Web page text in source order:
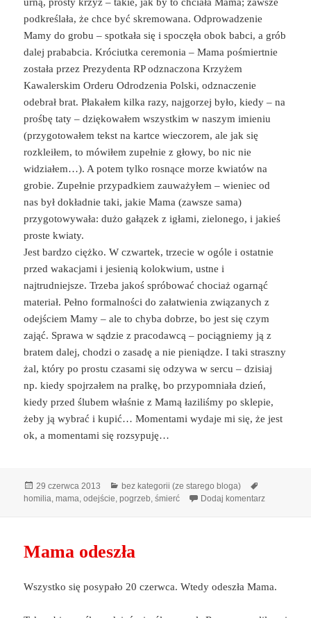
urną, prosty krzyż – takie, jak by to chciała Mama; zawsze
podkreślała, że chce być skremowana. Odprowadzenie
Mamy do grobu – spotkała się i spoczęła obok babci, a grób
dalej prababcia. Króciutka ceremonia – Mama pośmiertnie
została przez Prezydenta RP odznaczona Krzyżem
Kawalerskim Orderu Odrodzenia Polski, odznaczenie
odebrał brat. Płakałem kilka razy, najgorzej było, kiedy – na
prośbę taty – dziękowałem wszystkim w naszym imieniu
(przygotowałem tekst na kartce wieczorem, ale jak się
rozkleiłem, to mówiłem zupełnie z głowy, bo nic nie
widziałem…). A potem tylko rosnące morze kwiatów na
grobie. Zupełnie przypadkiem zauważyłem – wieniec od
nas był dokładnie taki, jakie Mama (zawsze sama)
przygotowywała: dużo gałązek z igłami, zielonego, i jakieś
proste kwiaty.
Jest bardzo ciężko. W czwartek, trzecie w ogóle i ostatnie
przed wakacjami i jesienią kolokwium, ustne i
najtrudniejsze. Trzeba jakoś spróbować chociaż ogarnąć
materiał. Pełno formalności do załatwienia związanych z
odejściem Mamy – ale to chyba dobrze, bo jest się czym
zająć. Sprawa w sądzie z pracodawcą – pociągniemy ją z
bratem dalej, chodzi o zasadę a nie pieniądze. I taki straszny
żal, który po prostu czasami się odzywa w sercu – dzisiaj
np. kiedy spojrzałem na pralkę, bo przypomniała dzień,
kiedy przed ślubem właśnie z Mamą łaziliśmy po sklepie,
żeby ją wybrać i kupić… Momentami wydaje mi się, że jest
ok, a momentami się rozsypuję…
Data
publikacji
29 czerwca 2013 Kategorie
bez kategorii (ze starego bloga)
homilia,mama,odejście,pogrzeb,śmierć Dodaj komentarzdo Święta
Mama odeszła
Wszystko się posypało 20 czerwca. Wtedy odeszła Mama.